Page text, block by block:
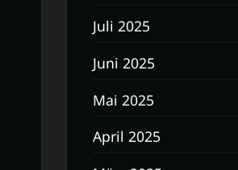
Juli 2025
Juni 2025
Mai 2025
April 2025